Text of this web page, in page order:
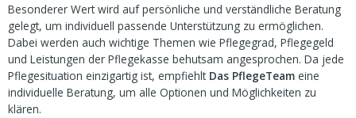
Besonderer Wert wird auf persönliche und verständliche Beratung
gelegt, um individuell passende Unterstützung zu ermöglichen.
Dabei werden auch wichtige Themen wie Pflegegrad, Pflegegeld
und Leistungen der Pflegekasse behutsam angesprochen. Da jede
Pflegesituation einzigartig ist, empfiehlt Das PflegeTeam eine
individuelle Beratung, um alle Optionen und Möglichkeiten zu
klären.